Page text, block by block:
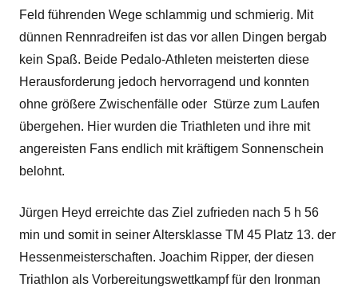
Feld führenden Wege schlammig und schmierig. Mit
dünnen Rennradreifen ist das vor allen Dingen bergab
kein Spaß. Beide Pedalo-Athleten meisterten diese
Herausforderung jedoch hervorragend und konnten
ohne größere Zwischenfälle oder Stürze zum Laufen
übergehen. Hier wurden die Triathleten und ihre mit
angereisten Fans endlich mit kräftigem Sonnenschein
belohnt.
Jürgen Heyd erreichte das Ziel zufrieden nach 5 h 56
min und somit in seiner Altersklasse TM 45 Platz 13. der
Hessenmeisterschaften. Joachim Ripper, der diesen
Triathlon als Vorbereitungswettkampf für den Ironman